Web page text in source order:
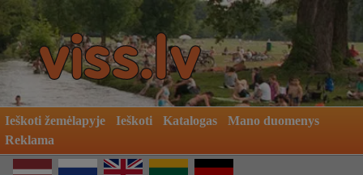
Ieškoti žemėlapyje Ieškoti Katalogas
Mano duomenys
Reklama